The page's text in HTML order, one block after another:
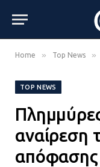
Home » Top News »
TOP NEWS
αναίρεση
απόφασης